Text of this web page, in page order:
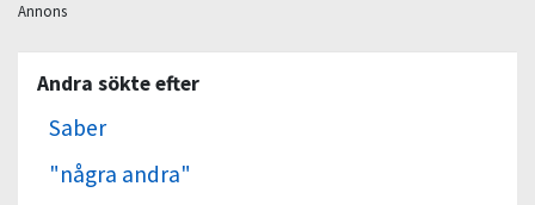
Annons
Andra sökte efter
Saber
"några andra"